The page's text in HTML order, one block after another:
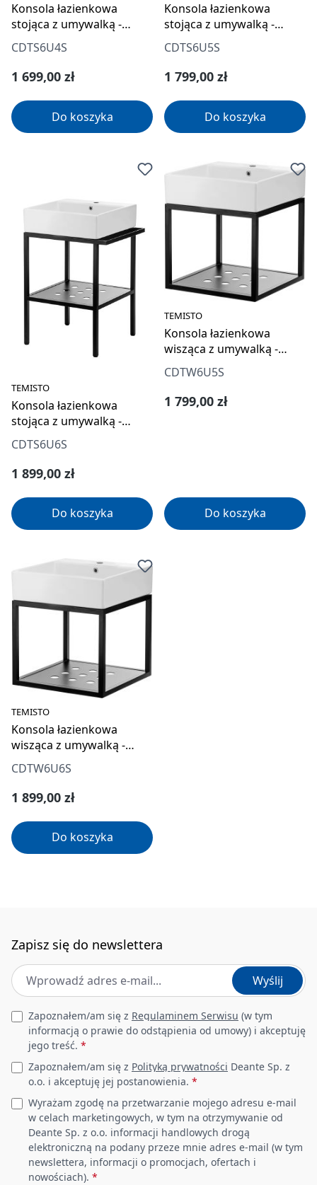
Konsola łazienkowa
stojąca z umywalką -
56.5x40 cm
CDTS6U4S
Cena regularna:
1 699,00 zł
Do koszyka
Konsola łazienkowa
stojąca z umywalką -
56.5x50 cm
CDTS6U5S
Cena regularna:
1 799,00 zł
Do koszyka
TEMISTO
Konsola łazienkowa
stojąca z umywalką -
66.5x50 cm
CDTS6U6S
Cena regularna:
1 899,00 zł
Do koszyka
TEMISTO
Konsola łazienkowa
wisząca z umywalką -
50x50 cm
CDTW6U5S
Cena regularna:
1 799,00 zł
Do koszyka
TEMISTO
Konsola łazienkowa
wisząca z umywalką -
60x50 cm
CDTW6U6S
Cena regularna:
1 899,00 zł
Do koszyka
Zapisz się do newslettera
Adres e-mail *
Wyślij
Leave this field empty
Zapoznałem/am się z Regulaminem Serwisu (w tym
informacją o prawie do odstąpienia od umowy) i akceptuję
jego treść. *
Zapoznałem/am się z Polityką prywatności Deante Sp. z
o.o. i akceptuję jej postanowienia. *
Wyrażam zgodę na przetwarzanie mojego adresu e-mail
w celach marketingowych, w tym na otrzymywanie od
Deante Sp. z o.o. informacji handlowych drogą
elektroniczną na podany przeze mnie adres e-mail (w tym
newslettera, informacji o promocjach, ofertach i
nowościach). *